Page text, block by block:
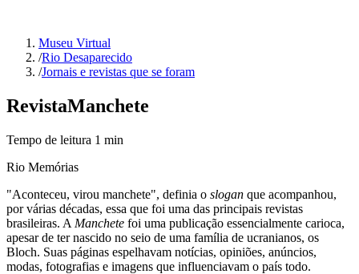
Museu Virtual
/Rio Desaparecido
/Jornais e revistas que se foram
RevistaManchete
Tempo de leitura 1 min
Rio Memórias
"Aconteceu, virou manchete", definia o slogan que acompanhou,
por várias décadas, essa que foi uma das principais revistas
brasileiras. A Manchete foi uma publicação essencialmente carioca,
apesar de ter nascido no seio de uma família de ucranianos, os
Bloch. Suas páginas espelhavam notícias, opiniões, anúncios,
modas, fotografias e imagens que influenciavam o país todo.